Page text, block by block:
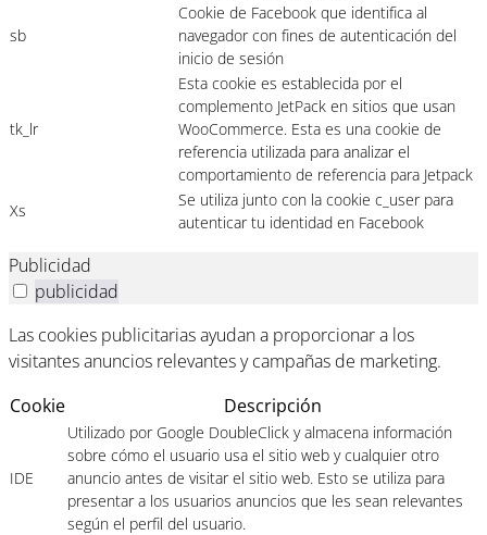
sb
Cookie de Facebook que identifica al
navegador con fines de autenticación del
inicio de sesión
tk_lr
Esta cookie es establecida por el
complemento JetPack en sitios que usan
WooCommerce. Esta es una cookie de
referencia utilizada para analizar el
comportamiento de referencia para Jetpack
Xs
Se utiliza junto con la cookie c_user para
autenticar tu identidad en Facebook
Publicidad
publicidad
Las cookies publicitarias ayudan a proporcionar a los
visitantes anuncios relevantes y campañas de marketing.
Cookie
Descripción
IDE
Utilizado por Google DoubleClick y almacena información
sobre cómo el usuario usa el sitio web y cualquier otro
anuncio antes de visitar el sitio web. Esto se utiliza para
presentar a los usuarios anuncios que les sean relevantes
según el perfil del usuario.